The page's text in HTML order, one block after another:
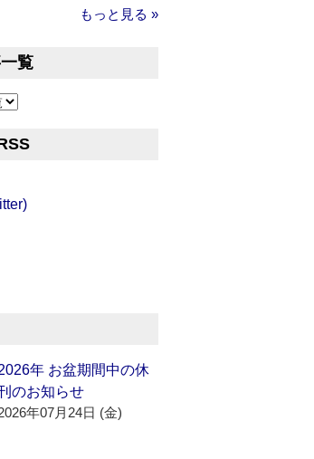
もっと見る »
覧
年 お盆期間中の休
のお知らせ
年07月24日 (金)